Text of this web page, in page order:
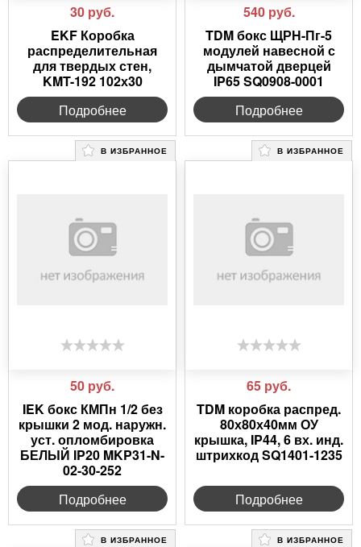
30 руб.
EKF Коробка
распределительная
для твердых стен,
KMT-192 102х30
Подробнее
540 руб.
TDM бокс ЩРН-Пг-5
модулей навесной с
дымчатой дверцей
IP65 SQ0908-0001
Подробнее
В ИЗБРАННОЕ
50 руб.
IEK бокс КМПн 1/2 без
крышки 2 мод. наружн.
уст. опломбировка
БЕЛЫЙ IP20 MKP31-N-
02-30-252
Подробнее
В ИЗБРАННОЕ
65 руб.
TDM коробка распред.
80х80х40мм ОУ
крышка, IP44, 6 вх. инд.
штрихкод SQ1401-1235
Подробнее
В ИЗБРАННОЕ В ИЗБРАННОЕ